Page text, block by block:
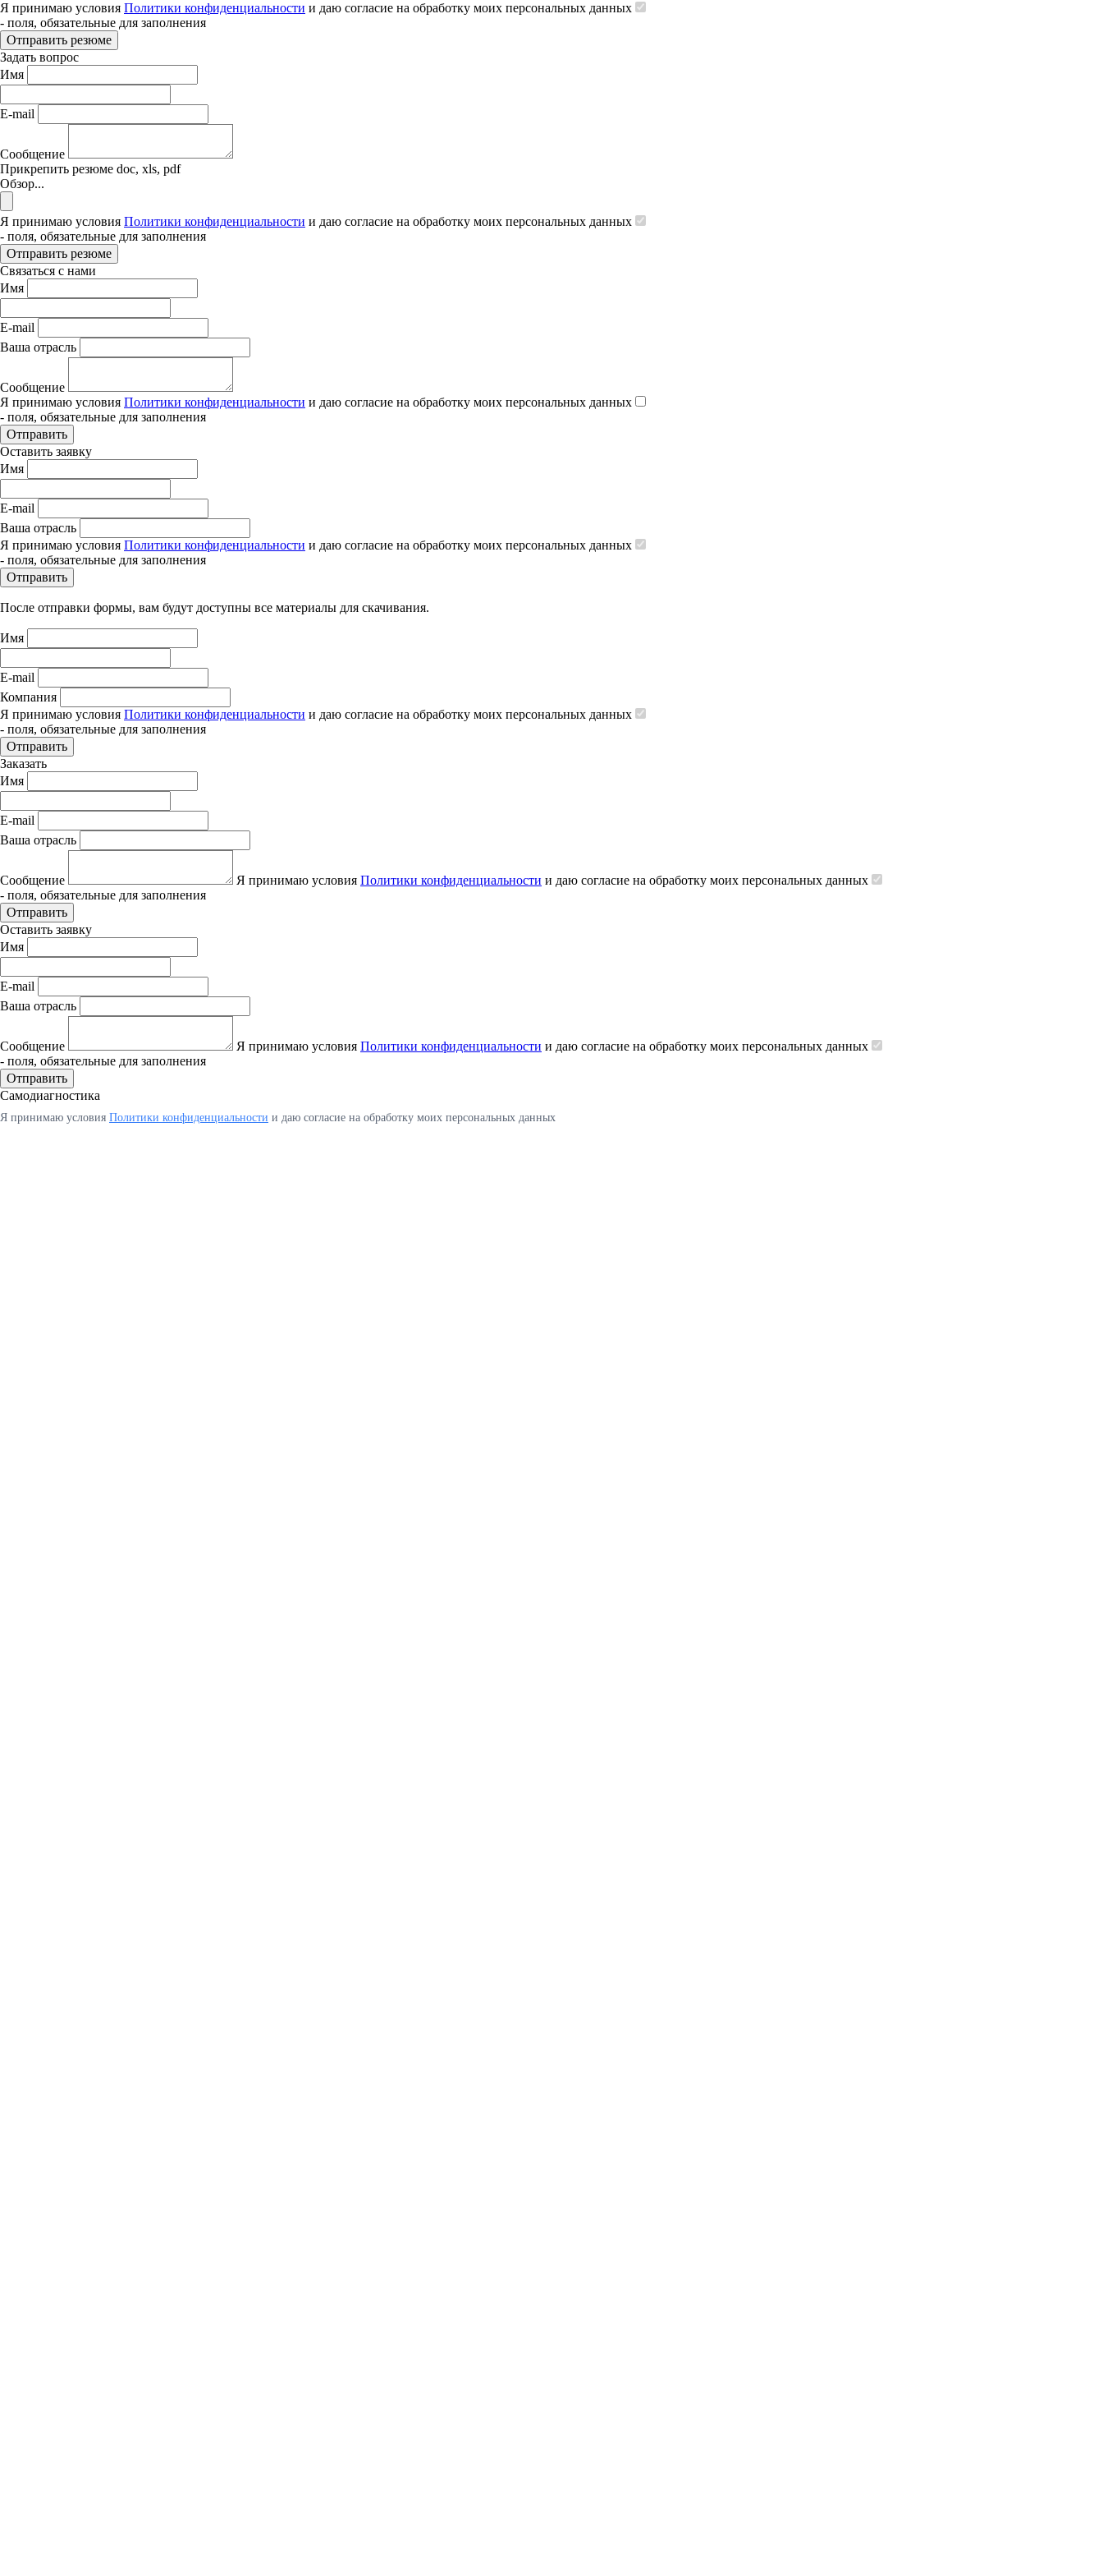
Я принимаю условия Политики конфиденциальности и даю согласие на обработку моих персональных данных
- поля, обязательные для заполнения
Отправить резюме
Задать вопрос
Имя
E-mail
Сообщение
Прикрепить резюме doc, xls, pdf
Обзор...
Я принимаю условия Политики конфиденциальности и даю согласие на обработку моих персональных данных
- поля, обязательные для заполнения
Отправить резюме
Связаться с нами
Имя
E-mail
Ваша отрасль
Сообщение
Я принимаю условия Политики конфиденциальности и даю согласие на обработку моих персональных данных
- поля, обязательные для заполнения
Отправить
Оставить заявку
Имя
E-mail
Ваша отрасль
Я принимаю условия Политики конфиденциальности и даю согласие на обработку моих персональных данных
- поля, обязательные для заполнения
Отправить
После отправки формы, вам будут доступны все материалы для скачивания.
Имя
E-mail
Компания
Я принимаю условия Политики конфиденциальности и даю согласие на обработку моих персональных данных
- поля, обязательные для заполнения
Отправить
Заказать
Имя
E-mail
Ваша отрасль
Сообщение Я принимаю условия Политики конфиденциальности и даю согласие на обработку моих персональных данных
- поля, обязательные для заполнения
Отправить
Оставить заявку
Имя
E-mail
Ваша отрасль
Сообщение Я принимаю условия Политики конфиденциальности и даю согласие на обработку моих персональных данных
- поля, обязательные для заполнения
Отправить
Самодиагностика
Я принимаю условия Политики конфиденциальности и даю согласие на обработку моих персональных данных